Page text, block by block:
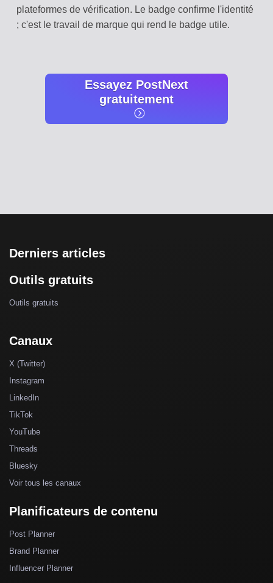
plateformes de vérification. Le badge confirme l'identité
; c'est le travail de marque qui rend le badge utile.
Essayez PostNext
gratuitement
Derniers articles
Outils gratuits
Outils gratuits
Canaux
X (Twitter)
Instagram
LinkedIn
TikTok
YouTube
Threads
Bluesky
Voir tous les canaux
Planificateurs de contenu
Post Planner
Brand Planner
Influencer Planner